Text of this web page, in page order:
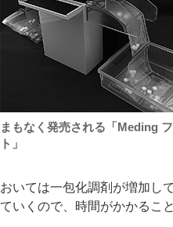
まもなく発売される「Meding
ト」
おいては一包化調剤が増加し
ていくので、時間がかかるこ